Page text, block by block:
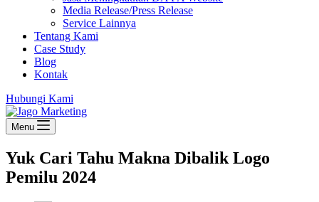
Media Release/Press Release
Service Lainnya
Tentang Kami
Case Study
Blog
Kontak
Hubungi Kami
Menu
Yuk Cari Tahu Makna Dibalik Logo
Pemilu 2024